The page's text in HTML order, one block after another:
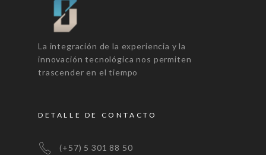
La integración de la experiencia y la
innovación tecnológica nos permiten
trascender en el tiempo
DETALLE DE CONTACTO
(+57) 5 301 88 50